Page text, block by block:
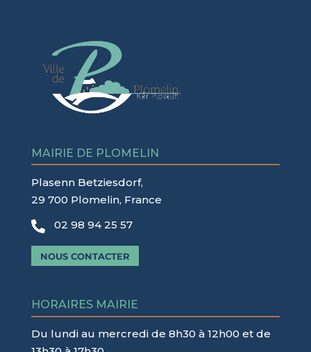
MAIRIE DE PLOMELIN
Plasenn Betziesdorf,
29 700 Plomelin, France
 02 98 94 25 57
NOUS CONTACTER
HORAIRES MAIRIE
Du lundi au mercredi de 8h30 à 12h00 et de